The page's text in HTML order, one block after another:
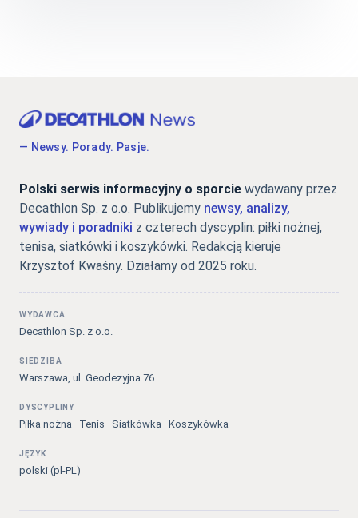
— Newsy. Porady. Pasje.
Polski serwis informacyjny o sporcie wydawany przez
Decathlon Sp. z o.o. Publikujemy newsy, analizy,
wywiady i poradniki z czterech dyscyplin: piłki nożnej,
tenisa, siatkówki i koszykówki. Redakcją kieruje
Krzysztof Kwaśny. Działamy od 2025 roku.
WYDAWCA
Decathlon Sp. z o.o.
SIEDZIBA
Warszawa, ul. Geodezyjna 76
DYSCYPLINY
Piłka nożna · Tenis · Siatkówka · Koszykówka
JĘZYK
polski (pl-PL)